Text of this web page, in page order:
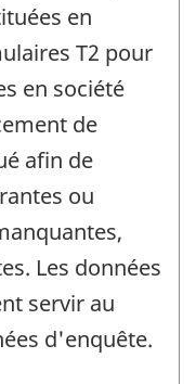
en
T2 pour
en société
de
afin de
ou
Les données
servir au
d'enquête.